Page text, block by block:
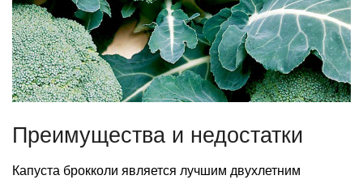
Преимущества и недостатки
Капуста брокколи является лучшим двухлетним